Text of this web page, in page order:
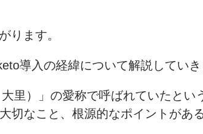
ります。
導入の経緯について解説していき
里）」の愛称で呼ばれていたとい
なこと、根源的なポイントがあ